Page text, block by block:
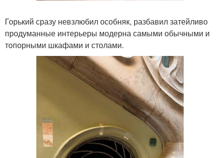
Горький сразу невзлюбил особняк, разбавил затейливо
продуманные интерьеры модерна самыми обычными и
топорными шкафами и столами.